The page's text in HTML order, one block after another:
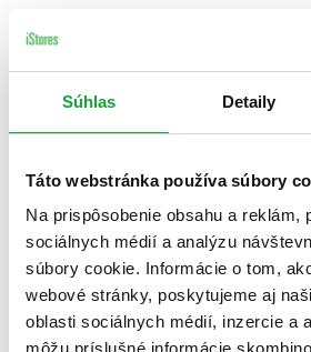
Súhlas Detaily
Táto webstránka používa súbory
Na prispôsobenie obsahu a reklám,
sociálnych médií a analýzu
súbory cookie. Informácie o tom,
webové stránky, poskytujeme aj
oblasti sociálnych médií, inzercie a
môžu príslušné informácie